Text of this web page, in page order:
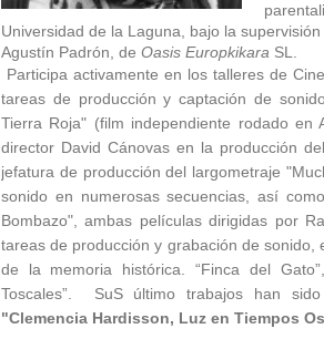
Universidad de la Laguna, bajo la
Agustín Padrón, de Oasis Europkikara SL.
Participa activamente en los talleres de
tareas de producción y captación de
Tierra Roja" (film independiente rodado
director David Cánovas en la producción
jefatura de producción del largometraje
sonido en numerosas secuencias, así
Bombazo", ambas películas dirigidas por
tareas de producción y grabación de
de la memoria histórica. “Finca del
Toscales”. SuS último trabajos han sido
"Clemencia Hardisson, Luz en Tiempos